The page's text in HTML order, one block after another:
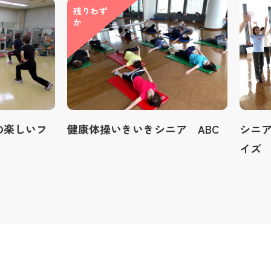
しいフ
残りわず
か
健康体操いきいきシニア ABC
シニ
イズ